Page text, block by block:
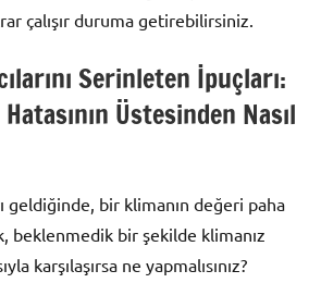
çalışır duruma getirebilirsiniz.
Serinleten İpuçları:
Üstesinden Nasıl
geldiğinde, bir klimanın değeri paha
beklenmedik bir şekilde klimanız
karşılaşırsa ne yapmalısınız?